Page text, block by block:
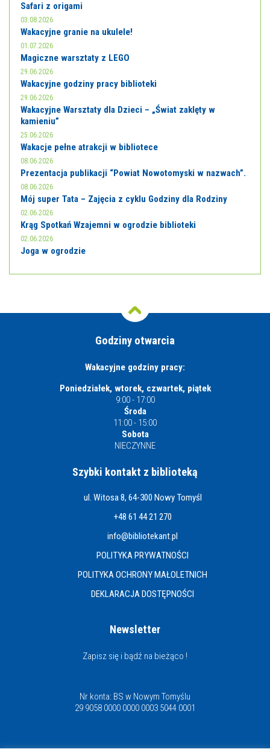
Safari z origami
03.08.2026
Wakacyjne granie na ukulele!
01.07.2026
Magiczne warsztaty z LEGO
29.06.2026
Wakacyjne godziny pracy biblioteki
29.06.2026
Wakacyjne Warsztaty dla Dzieci – „Świat zaklęty w
kamieniu”
25.06.2026
Wakacje pełne atrakcji w bibliotece
08.06.2026
Prezentacja publikacji “Powiat Nowotomyski w nazwach”.
08.06.2026
Mój super Tata – Zajęcia z cyklu Godziny dla Rodziny
02.06.2026
Krąg Spotkań Wzajemni w ogrodzie biblioteki
02.06.2026
Joga w ogrodzie
Godziny otwarcia
Wakacyjne godziny pracy:
Poniedziałek, wtorek, czwartek, piątek
9:00 - 17:00
Środa
11:00 - 15:00
Sobota
NIECZYNNE
Szybki kontakt z biblioteką
ul. Witosa 8, 64-300 Nowy Tomyśl
+48 61 44 21 270
info@bibliotekant.pl
POLITYKA PRYWATNOŚCI
POLITYKA OCHRONY MAŁOLETNICH
DEKLARACJA DOSTĘPNOŚCI
Newsletter
Zapisz się i bądź na bieżąco !
Nr konta: BS w Nowym Tomyślu
29 9058 0000 0000 0003 5044 0001